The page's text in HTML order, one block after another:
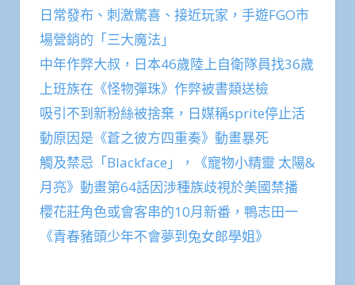
日常發布、刺激驚喜、接近玩家，手遊FGO市
場營銷的「三大魔法」
中年作弊大叔，日本46歲陸上自衛隊員找36歲
上班族在《怪物彈珠》作弊被書類送檢
吸引不到新粉絲被捨棄，日媒稱sprite停止活
動原因是《蒼之彼方四重奏》動畫暴死
觸及禁忌「Blackface」，《寵物小精靈 太陽&
月亮》動畫第64話因涉種族歧視於美國禁播
櫻花莊角色或會客串的10月新番，鴨志田一
《青春豬頭少年不會夢到兔女郎學姐》